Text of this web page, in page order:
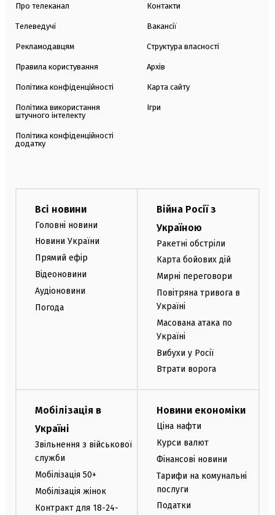
Про телеканал
Телеведучі
Рекламодавцям
Правила користування
Політика конфіденційності
Політика використання
штучного інтелекту
Політика конфіденційності
додатку
Контакти
Вакансії
Структура власності
Архів
Карта сайту
Ігри
Всі новини
Головні новини
Новини України
Прямий ефір
Відеоновини
Аудіоновини
Погода
Війна Росії з
Україною
Ракетні обстріли
Карта бойових дій
Мирні переговори
Повітряна тривога в
Україні
Масована атака по
Україні
Вибухи у Росії
Втрати ворога
Мобілізація в
Україні
Звільнення з військової
служби
Мобілізація 50+
Мобілізація жінок
Контракт для 18-24-
Новини економіки
Ціна нафти
Курси валют
Фінансові новини
Тарифи на комунальні
послуги
Податки